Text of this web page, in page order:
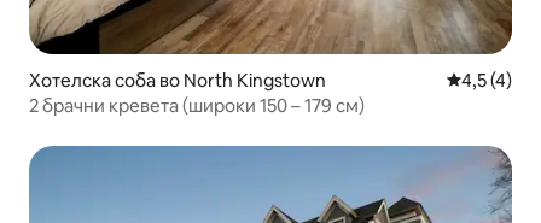
Хотелска соба во North Kingstown Просечна
4,5 (4)
2 брачни кревета (широки 150 – 179 см)